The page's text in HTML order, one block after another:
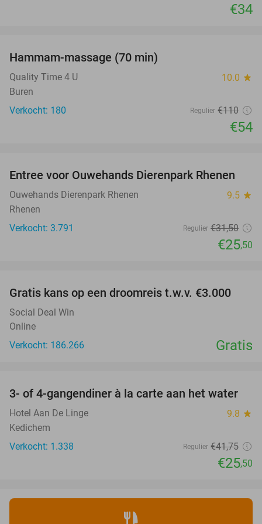
€34
OUT
Hammam-massage (70 min)
Quality Time 4 U 10.0 star
Buren
Verkocht: 180
Regulier €110
€54
19%
Entree voor Ouwehands Dierenpark Rhenen
Ouwehands Dierenpark Rhenen 9.5 star
Rhenen
Verkocht: 3.791
Regulier €31,50
€25,50
Gratis kans op een droomreis t.w.v. €3.000
Social Deal Win
Online
Verkocht: 186.266
Gratis
39%
3- of 4-gangendiner à la carte aan het water
Hotel Aan De Linge 9.8 star
Kedichem
Verkocht: 1.338
Regulier €41,75
€25,50